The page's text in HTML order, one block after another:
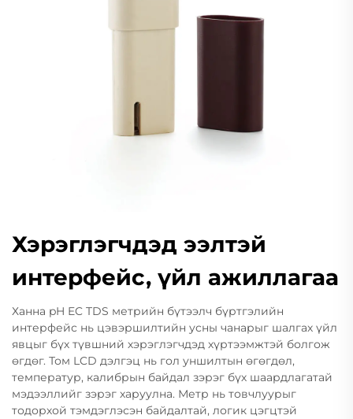
Хэрэглэгчдэд ээлтэй
интерфейс, үйл ажиллагаа
Ханна pH EC TDS метрийн бүтээлч бүртгэлийн
интерфейс нь цэвэршилтийн усны чанарыг шалгах үйл
явцыг бүх түвшний хэрэглэгчдэд хүртээмжтэй болгож
өгдөг. Том LCD дэлгэц нь гол уншилтын өгөгдөл,
температур, калибрын байдал зэрэг бүх шаардлагатай
мэдээллийг зэрэг харуулна. Метр нь товчлуурыг
тодорхой тэмдэглэсэн байдалтай, логик цэгцтэй